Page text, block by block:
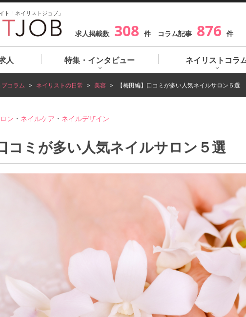
ト「ネイリストジョブ」
求人掲載数 308 件 コラム記事 876 件
人 特集・インタビュー ネイリストコラ
コラム ネイリストの日常 美容 【梅田編】口コミが多い人気ネイルサロン５選
ン ・ ネイルケア ・ ネイルデザイン
コミが多い人気ネイルサロン５選